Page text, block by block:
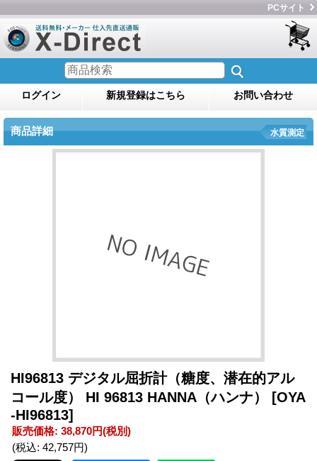
PCサイト
ログイン 新規登録はこちら お問い合わせ
商品詳細 水質測定
HI96813 デジタル屈折計（糖度、潜在的アル
コール度） HI 96813 HANNA（ハンナ） [OYA
-HI96813]
販売価格: 38,870円(税別)
(税込: 42,757円)